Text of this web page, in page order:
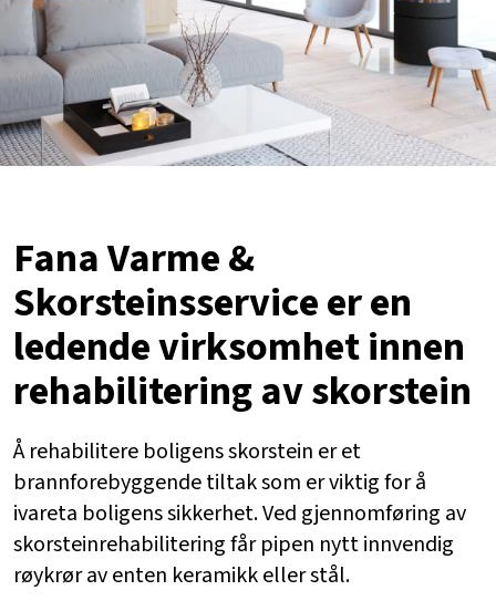
Fana Varme &
Skorsteinsservice er en
ledende virksomhet innen
rehabilitering av skorstein
Å rehabilitere boligens skorstein er et
brannforebyggende tiltak som er viktig for å
ivareta boligens sikkerhet. Ved gjennomføring av
skorsteinrehabilitering får pipen nytt innvendig
røykrør av enten keramikk eller stål.